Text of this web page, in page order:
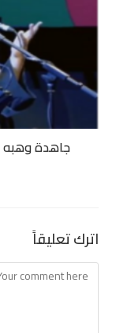
جاهدة وهبه
اترك تعليقاً